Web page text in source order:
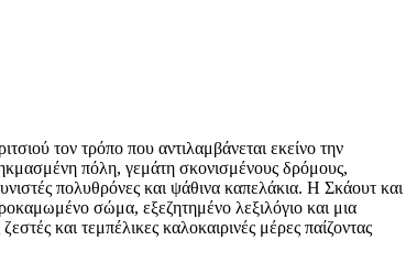
τον τρόπο που αντιλαμβάνεται εκείνο την
πόλη, γεμάτη σκονισμένους δρόμους,
πολυθρόνες και ψάθινα καπελάκια. Η Σκάουτ και
σώμα, εξεζητημένο λεξιλόγιο και μια
και τεμπέλικες καλοκαιρινές μέρες παίζοντας